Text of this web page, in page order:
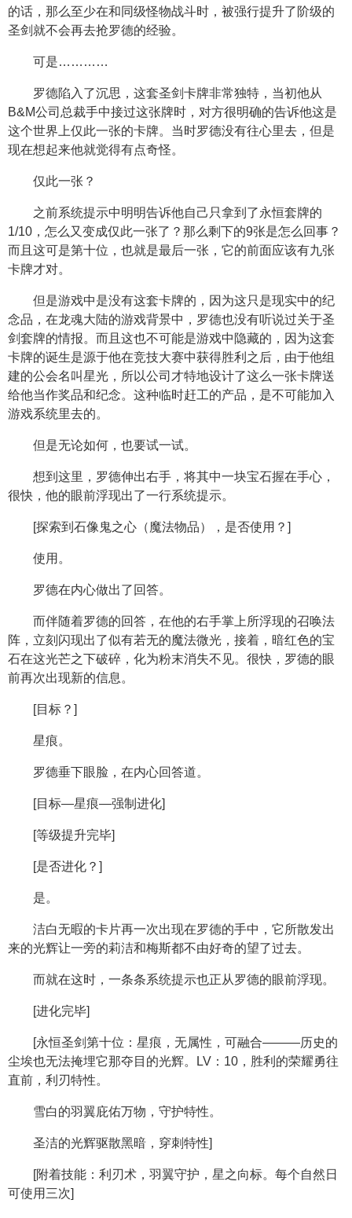
的话，那么至少在和同级怪物战斗时，被强行提升了阶级的
圣剑就不会再去抢罗德的经验。
可是…………
罗德陷入了沉思，这套圣剑卡牌非常独特，当初他从
B&M公司总裁手中接过这张牌时，对方很明确的告诉他这是
这个世界上仅此一张的卡牌。当时罗德没有往心里去，但是
现在想起来他就觉得有点奇怪。
仅此一张？
之前系统提示中明明告诉他自己只拿到了永恒套牌的
1/10，怎么又变成仅此一张了？那么剩下的9张是怎么回事？
而且这可是第十位，也就是最后一张，它的前面应该有九张
卡牌才对。
但是游戏中是没有这套卡牌的，因为这只是现实中的纪
念品，在龙魂大陆的游戏背景中，罗德也没有听说过关于圣
剑套牌的情报。而且这也不可能是游戏中隐藏的，因为这套
卡牌的诞生是源于他在竞技大赛中获得胜利之后，由于他组
建的公会名叫星光，所以公司才特地设计了这么一张卡牌送
给他当作奖品和纪念。这种临时赶工的产品，是不可能加入
游戏系统里去的。
但是无论如何，也要试一试。
想到这里，罗德伸出右手，将其中一块宝石握在手心，
很快，他的眼前浮现出了一行系统提示。
[探索到石像鬼之心（魔法物品），是否使用？]
使用。
罗德在内心做出了回答。
而伴随着罗德的回答，在他的右手掌上所浮现的召唤法
阵，立刻闪现出了似有若无的魔法微光，接着，暗红色的宝
石在这光芒之下破碎，化为粉末消失不见。很快，罗德的眼
前再次出现新的信息。
[目标？]
星痕。
罗德垂下眼脸，在内心回答道。
[目标—星痕—强制进化]
[等级提升完毕]
[是否进化？]
是。
洁白无暇的卡片再一次出现在罗德的手中，它所散发出
来的光辉让一旁的莉洁和梅斯都不由好奇的望了过去。
而就在这时，一条条系统提示也正从罗德的眼前浮现。
[进化完毕]
[永恒圣剑第十位：星痕，无属性，可融合———历史的
尘埃也无法掩埋它那夺目的光辉。LV：10，胜利的荣耀勇往
直前，利刃特性。
雪白的羽翼庇佑万物，守护特性。
圣洁的光辉驱散黑暗，穿刺特性]
[附着技能：利刃术，羽翼守护，星之向标。每个自然日
可使用三次]